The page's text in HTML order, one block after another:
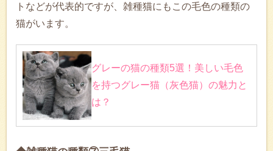
トなどが代表的ですが、雑種猫にもこの毛色の種類の
猫がいます。
グレーの猫の種類5選！美しい毛色
を持つグレー猫（灰色猫）の魅力と
は？